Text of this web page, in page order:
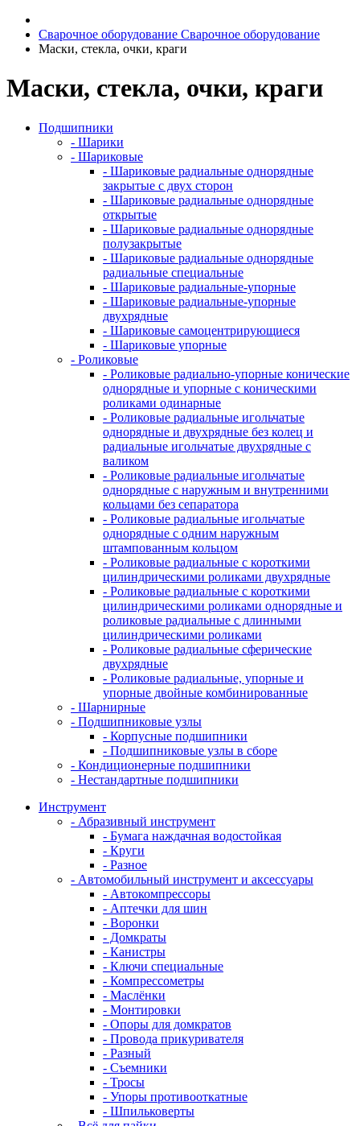
Сварочное оборудование Сварочное оборудование
Маски, стекла, очки, краги
Маски, стекла, очки, краги
Подшипники
- Шарики
- Шариковые
- Шариковые радиальные однорядные
закрытые с двух сторон
- Шариковые радиальные однорядные
открытые
- Шариковые радиальные однорядные
полузакрытые
- Шариковые радиальные однорядные
радиальные специальные
- Шариковые радиальные-упорные
- Шариковые радиальные-упорные
двухрядные
- Шариковые самоцентрирующиеся
- Шариковые упорные
- Роликовые
- Роликовые радиально-упорные конические
однорядные и упорные с коническими
роликами одинарные
- Роликовые радиальные игольчатые
однорядные и двухрядные без колец и
радиальные игольчатые двухрядные с
валиком
- Роликовые радиальные игольчатые
однорядные с наружным и внутренними
кольцами без сепаратора
- Роликовые радиальные игольчатые
однорядные с одним наружным
штампованным кольцом
- Роликовые радиальные с короткими
цилиндрическими роликами двухрядные
- Роликовые радиальные с короткими
цилиндрическими роликами однорядные и
роликовые радиальные с длинными
цилиндрическими роликами
- Роликовые радиальные сферические
двухрядные
- Роликовые радиальные, упорные и
упорные двойные комбинированные
- Шарнирные
- Подшипниковые узлы
- Корпусные подшипники
- Подшипниковые узлы в сборе
- Кондиционерные подшипники
- Нестандартные подшипники
Инструмент
- Абразивный инструмент
- Бумага наждачная водостойкая
- Круги
- Разное
- Автомобильный инструмент и аксессуары
- Автокомпрессоры
- Аптечки для шин
- Воронки
- Домкраты
- Канистры
- Ключи специальные
- Компрессометры
- Маслёнки
- Монтировки
- Опоры для домкратов
- Провода прикуривателя
- Разный
- Съемники
- Тросы
- Упоры противооткатные
- Шпильковерты